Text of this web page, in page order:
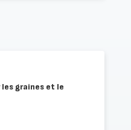
graines et le